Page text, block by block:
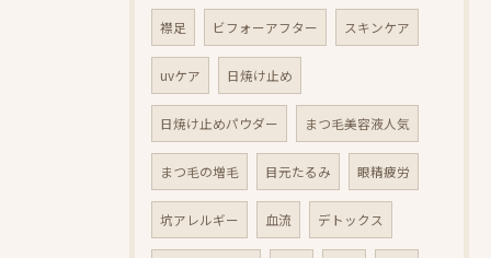
襟足 ビフォーアフター スキンケア
uvケア 日焼け止め
日焼け止めパウダー まつ毛美容液人気
まつ毛の増毛 目元たるみ 眼精疲労
坑アレルギー 血流 デトックス